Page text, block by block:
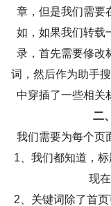
章，但是我们需要
如，如果我们转载
录，首先需要修改
词，然后作为助手
中穿插了一些相关
二
我们需要为每个页
1、我们都知道，
现
2、关键词除了首